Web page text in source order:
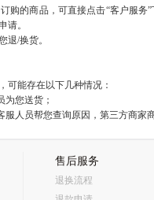
购的商品，可直接点击“客户服务”
请。
退/换货。
可能存在以下几种情况：
您送货；
服人员帮您查询原因，第三方商家
售后服务
退换流程